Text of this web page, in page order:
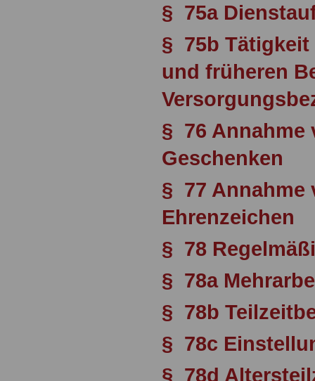
§ 75a
§ 75b Tätigkeit
und früheren
§ 76 Annahme
Geschenken
§ 77 Annahme
Ehrenzeichen
§ 78
§ 78a
§ 78b
§ 78c
§ 78d